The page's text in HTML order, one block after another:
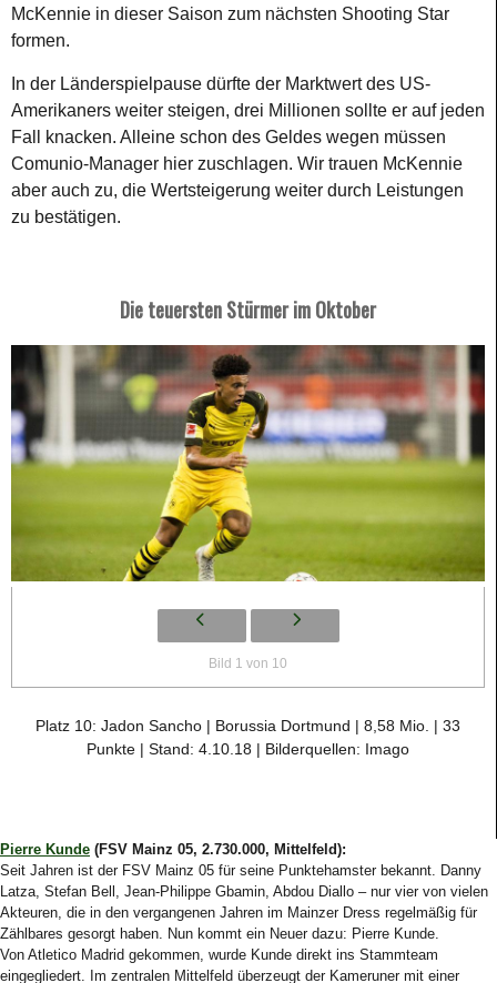
McKennie in dieser Saison zum nächsten Shooting Star
formen.
In der Länderspielpause dürfte der Marktwert des US-
Amerikaners weiter steigen, drei Millionen sollte er auf jeden
Fall knacken. Alleine schon des Geldes wegen müssen
Comunio-Manager hier zuschlagen. Wir trauen McKennie
aber auch zu, die Wertsteigerung weiter durch Leistungen
zu bestätigen.
Die teuersten Stürmer im Oktober
Bild 1 von 10
Platz 10: Jadon Sancho | Borussia Dortmund | 8,58 Mio. | 33
Punkte | Stand: 4.10.18 | Bilderquellen: Imago
Pierre Kunde (FSV Mainz 05, 2.730.000, Mittelfeld):
Seit Jahren ist der FSV Mainz 05 für seine Punktehamster bekannt. Danny
Latza, Stefan Bell, Jean-Philippe Gbamin, Abdou Diallo – nur vier von vielen
Akteuren, die in den vergangenen Jahren im Mainzer Dress regelmäßig für
Zählbares gesorgt haben. Nun kommt ein Neuer dazu: Pierre Kunde.
Von Atletico Madrid gekommen, wurde Kunde direkt ins Stammteam
eingegliedert. Im zentralen Mittelfeld überzeugt der Kameruner mit einer